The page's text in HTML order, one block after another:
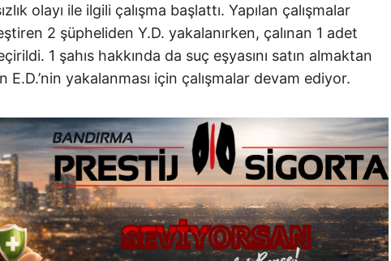
olayı ile ilgili çalışma başlattı. Yapılan çalışmalar
2 şüpheliden Y.D. yakalanırken, çalınan 1 adet
1 şahıs hakkında da suç eşyasını satın almaktan
E.D.’nin yakalanması için çalışmalar devam ediyor.